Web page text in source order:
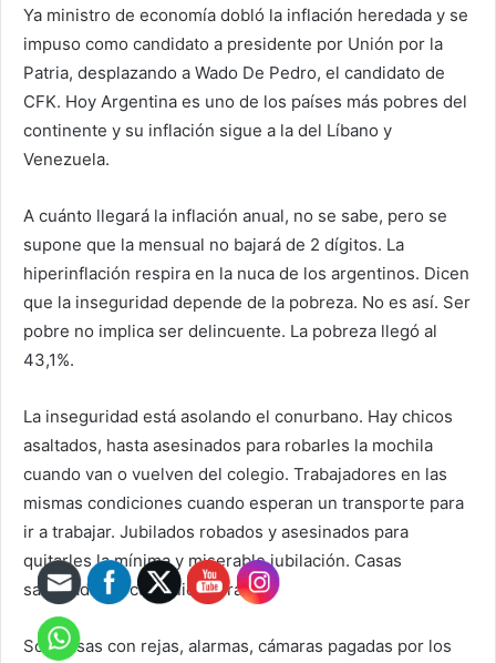
Ya ministro de economía dobló la inflación heredada y se
impuso como candidato a presidente por Unión por la
Patria, desplazando a Wado De Pedro, el candidato de
CFK. Hoy Argentina es uno de los países más pobres del
continente y su inflación sigue a la del Líbano y
Venezuela.
A cuánto llegará la inflación anual, no se sabe, pero se
supone que la mensual no bajará de 2 dígitos. La
hiperinflación respira en la nuca de los argentinos. Dicen
que la inseguridad depende de la pobreza. No es así. Ser
pobre no implica ser delincuente. La pobreza llegó al
43,1%.
La inseguridad está asolando el conurbano. Hay chicos
asaltados, hasta asesinados para robarles la mochila
cuando van o vuelven del colegio. Trabajadores en las
mismas condiciones cuando esperan un transporte para
ir a trabajar. Jubilados robados y asesinados para
quitarles la mínima y miserable jubilación. Casas
saqueadas a cualquier hora.
Son casas con rejas, alarmas, cámaras pagadas por los